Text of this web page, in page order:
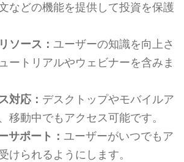
などの機能を提供して投資を保護
ソース： ユーザーの知識を向上さ
ートリアルやウェビナーを含みま
対応： デスクトップやモバイルア
移動中でもアクセス可能です。
サポート： ユーザーがいつでもア
けられるようにします。